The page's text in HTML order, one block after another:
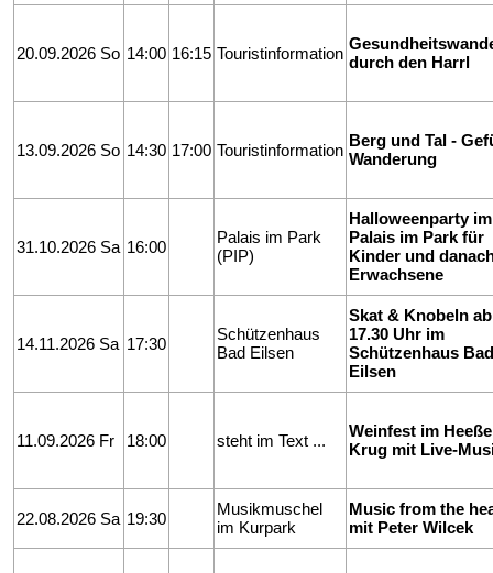
20.09.2026 So 14:00 16:15 Touristinformation durch den Harrl
13.09.2026 So 14:30 17:00 Touristinformation
Berg und Tal -
Wanderung
31.10.2026 Sa 16:00
Palais im Park
(PIP)
Halloweenparty im
Palais im Park für
Kinder und
Erwachsene
14.11.2026 Sa 17:30
Schützenhaus
Bad Eilsen
Skat & Knobeln ab
17.30 Uhr im
Schützenhaus
Eilsen
11.09.2026 Fr 18:00 steht im Text ...
Weinfest im
Krug mit Live-
22.08.2026 Sa 19:30
Musikmuschel
im Kurpark
Music from the
mit Peter Wilcek